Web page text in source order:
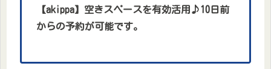
【akippa】空きスペースを有効活用♪10日前
からの予約が可能です。